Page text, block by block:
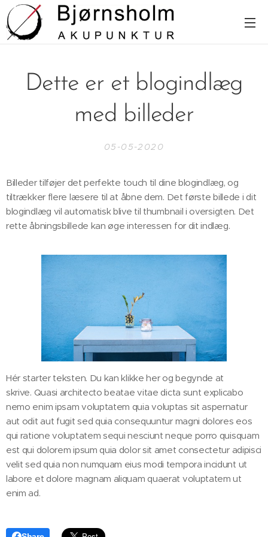
Dette er et blogindlæg
med billeder
05-05-2020
Billeder tilføjer det perfekte touch til dine blogindlæg, og
tiltrækker flere læsere til at åbne dem. Det første billede i dit
blogindlæg vil automatisk blive til thumbnail i oversigten. Det
rette åbningsbillede kan øge interessen for dit indlæg.
Hér starter teksten. Du kan klikke her og begynde at
skrive. Quasi architecto beatae vitae dicta sunt explicabo
nemo enim ipsam voluptatem quia voluptas sit aspernatur
aut odit aut fugit sed quia consequuntur magni dolores eos
qui ratione voluptatem sequi nesciunt neque porro quisquam
est qui dolorem ipsum quia dolor sit amet consectetur adipisci
velit sed quia non numquam eius modi tempora incidunt ut
labore et dolore magnam aliquam quaerat voluptatem ut
enim ad.